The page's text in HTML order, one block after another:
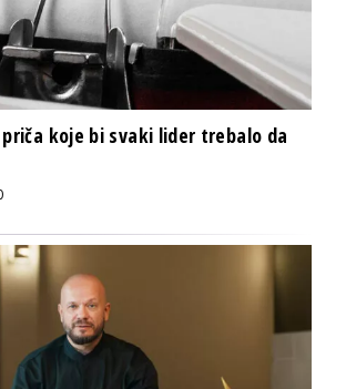
koje bi svaki lider trebalo da